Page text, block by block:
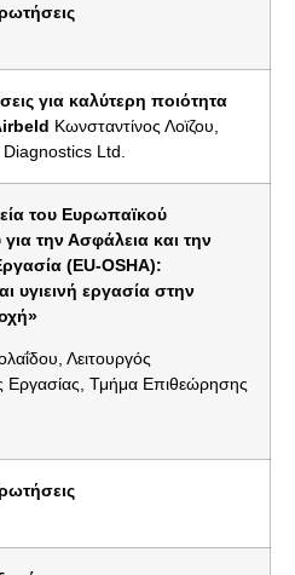
για καλύτερη ποιότητα
Κωνσταντίνος Λοϊζου,
Ltd.
του Ευρωπαϊκού
την Ασφάλεια και την
(EU-OSHA):
υγιεινή εργασία στην
Λειτουργός
Εργασίας, Τμήμα Επιθεώρησης